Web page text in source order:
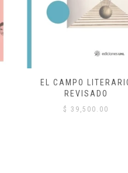
EL CAMPO
REVISADO
$ 39,500.00